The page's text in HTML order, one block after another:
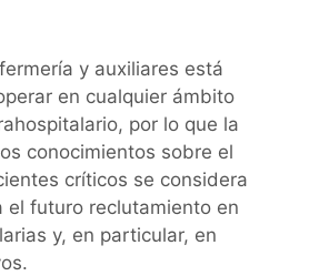
y auxiliares está
en cualquier ámbito
por lo que la
conocimientos sobre el
críticos se considera
el futuro reclutamiento en
y, en particular, en